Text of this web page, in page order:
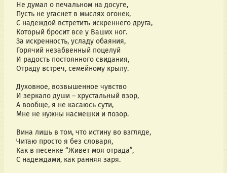
Не думал о печальном на досуге,
Пусть не угаснет в мыслях огонек,
С надеждой встретить искреннего друга,
Который бросит все у Ваших ног.
За искренность, усладу обаяния,
Горячий незабвенный поцелуй
И радость постоянного свидания,
Отраду встреч, семейному крылу.
Духовное, возвышенное чувство
И зеркало души – хрустальный взор,
А вообще, я не касаюсь сути,
Мне не нужны насмешки и позор.
Вина лишь в том, что истину во взгляде,
Читаю просто я без словаря,
Как в песенке “Живет моя отрада”,
С надеждами, как ранняя заря.